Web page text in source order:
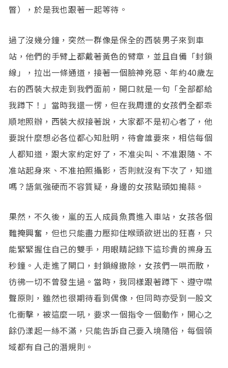
瞥），於是我也跟著一起等待。
過了沒幾分鐘，突然一群像是保全的西裝男子來到車
站，他們的手臂上都戴著黃色的臂章，並且自備「封鎖
線」，拉出一條通道，接著一個臉神兇惡、年約40歲左
右的西裝大叔走到我們面前，開口就是一句「全部都給
我蹲下！」當時我還一愣，但在我周遭的女孩們全都乖
順地照辦，西裝大叔接著說，大家都不是初心者了，他
要說什麼想必各位都心知肚明，待會誰要來，相信每個
人都知道，跟大家約定好了，不准尖叫、不准跟隨、不
准站起身來、不准拍照攝影，否則就沒有下次了，知道
嗎？語氣強硬而不容質疑，身邊的女孩點頭如搗蒜。
果然，不久後，嵐的五人成員魚貫進入車站，女孩各個
難掩興奮，但也只能盡力壓抑住喉頭欲迸出的狂喜，只
能緊緊握住自己的雙手，用眼睛記錄下這珍貴的擦身五
秒鐘。人走進了閘口，封鎖線撤除，女孩們一哄而散，
彷彿一切不曾發生過。當時，我同樣跟著蹲下、遵守噤
聲原則，雖然也很期待看到偶像，但同時亦受到一股文
化衝擊，被這麼一吼，要求一個指令一個動作，開心之
餘仍漾起一絲不滿，只能告訴自己要入境隨俗，每個領
域都有自己的潛規則。